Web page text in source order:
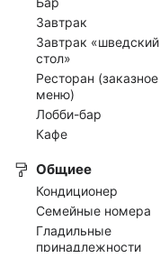
Завтрак
Завтрак «шведский
стол»
Ресторан (заказное
меню)
Лобби-бар
Кафе
Общиее
Кондиционер
Семейные номера
Гладильные
принадлежности